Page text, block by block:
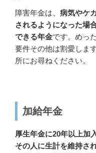
障害年金は、 病気やケ
されるようになった場
できる年金です。めっ
要件その他は割愛しま
所にお尋ねください。
加給年金
厚生年金に20年以上加
その人に生計を維持さ